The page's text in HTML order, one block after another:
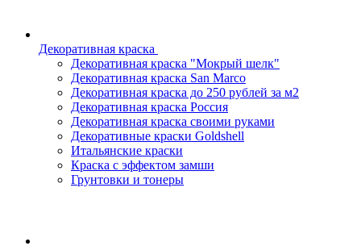
Декоративная краска
Декоративная краска "Мокрый шелк"
Декоративная краска San Marco
Декоративная краска до 250 рублей за м2
Декоративная краска Россия
Декоративная краска своими руками
Декоративные краски Goldshell
Итальянские краски
Краска с эффектом замши
Грунтовки и тонеры